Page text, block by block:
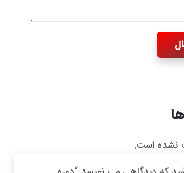
نشده است.